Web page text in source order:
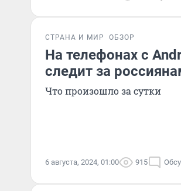
СТРАНА И МИР ОБЗОР
На телефонах с
следит за
Что произошло за сутки
6 августа, 2024, 01:00 915